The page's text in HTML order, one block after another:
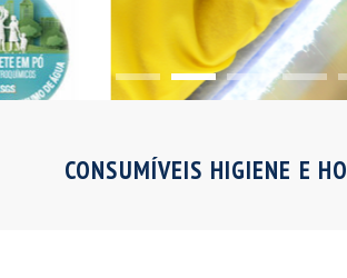
CONSUMÍVEIS HIGIENE E